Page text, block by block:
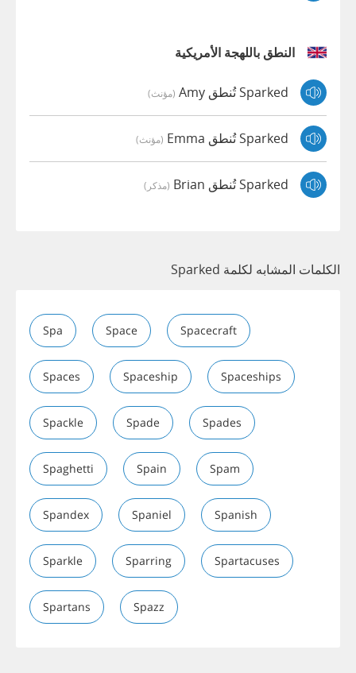
النطق باللهجة الأمريكية
Sparked تُنطق Amy (مؤنث)
Sparked تُنطق Emma (مؤنث)
Sparked تُنطق Brian (مذكر)
الكلمات المشابه لكلمة Sparked
Spa Space Spacecraft
Spaces Spaceship Spaceships
Spackle Spade Spades
Spaghetti Spain Spam
Spandex Spaniel Spanish
Sparkle Sparring Spartacuses
Spartans Spazz